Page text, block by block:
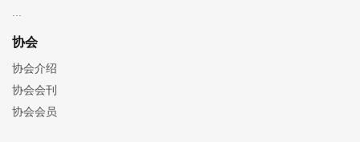
协会
协会介绍
协会会刊
协会会员